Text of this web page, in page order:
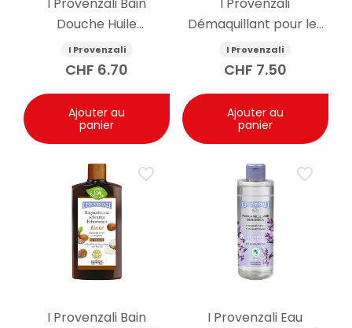
Douche Huile
d’Amande Douce
400ml
I Provenzali
CHF 6.70
Ajouter au
panier
Démaquillant pour les
yeux à l’églantier bio
150ml
I Provenzali
CHF 7.50
Ajouter au
panier
I Provenzali Bain
I Provenzali Eau